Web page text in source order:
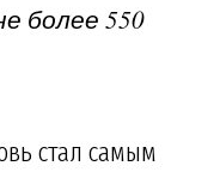
более 550
стал самым